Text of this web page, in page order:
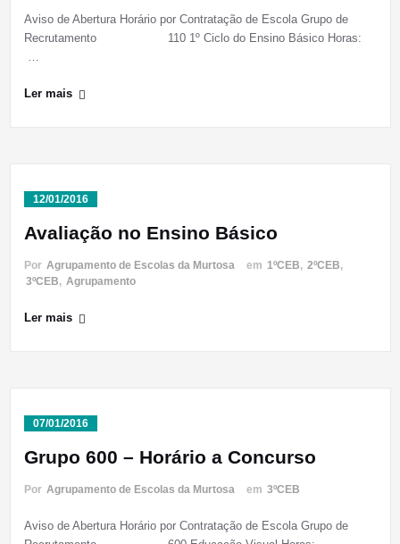
Aviso de Abertura Horário por Contratação de Escola Grupo de
Recrutamento 110 1º Ciclo do Ensino Básico Horas:
…
Ler mais
12/01/2016
Avaliação no Ensino Básico
Por Agrupamento de Escolas da Murtosa em 1ºCEB, 2ºCEB,
3ºCEB, Agrupamento
Ler mais
07/01/2016
Grupo 600 – Horário a Concurso
Por Agrupamento de Escolas da Murtosa em 3ºCEB
Aviso de Abertura Horário por Contratação de Escola Grupo de